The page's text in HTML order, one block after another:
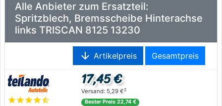
Alle Anbieter zum Ersatzteil:
Spritzblech, Bremsscheibe Hinterachse
links TRISCAN 8125 13230
arrow_downward Artikelpreis Gesamtpreis
starstarstarstarstar_half
17,45 €
Versand: 5,29 €2
Bester Preis 22,74 €